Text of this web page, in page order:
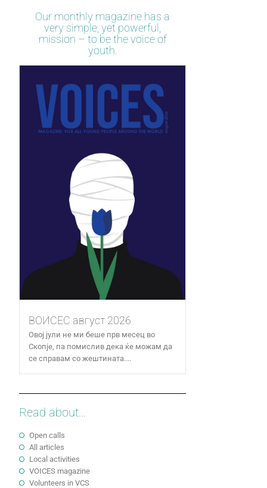
Our monthly magazine has a
very simple, yet powerful,
mission – to be the voice of
youth.
ВОИСЕС август 2026
Овој јули не ми беше прв месец во
Скопје, па помислив дека ќе можам да
се справам со жештината....
Read about...
Open calls
All articles
Local activities
VOICES magazine
Volunteers in VCS